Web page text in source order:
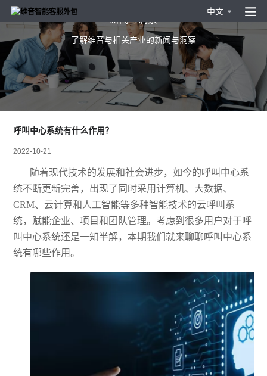
中文
了解维音与相关产业的新闻与洞察
呼叫中心系统有什么作用？
2022-10-21
随着现代技术的发展和社会进步，如今的呼叫中心系
统不断更新完善，出现了同时采用计算机、大数据、
CRM、云计算和人工智能等多种智能技术的云呼叫系
统，赋能企业、项目和团队管理。考虑到很多用户对于呼
叫中心系统还是一知半解，本期我们就来聊聊呼叫中心系
统有哪些作用。